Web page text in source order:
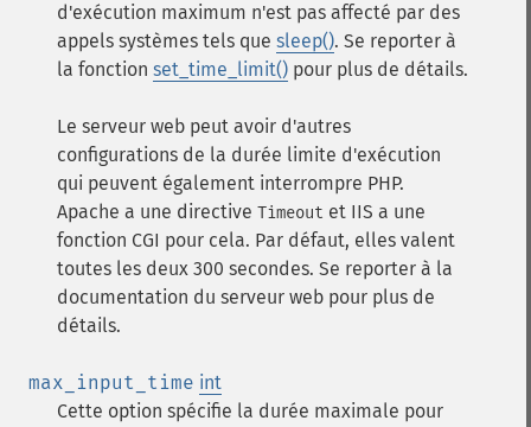
d'exécution maximum n'est pas affecté par des
appels systèmes tels que sleep(). Se reporter à
la fonction set_time_limit() pour plus de détails.
Le serveur web peut avoir d'autres
configurations de la durée limite d'exécution
qui peuvent également interrompre PHP.
Apache a une directive Timeout et IIS a une
fonction CGI pour cela. Par défaut, elles valent
toutes les deux 300 secondes. Se reporter à la
documentation du serveur web pour plus de
détails.
max_input_time int
Cette option spécifie la durée maximale pour